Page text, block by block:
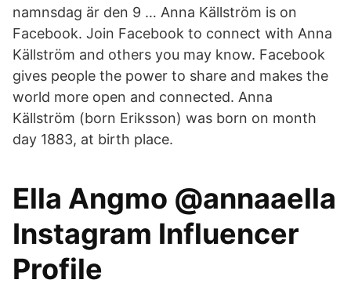
namnsdag är den 9 … Anna Källström is on
Facebook. Join Facebook to connect with Anna
Källström and others you may know. Facebook
gives people the power to share and makes the
world more open and connected. Anna
Källström (born Eriksson) was born on month
day 1883, at birth place.
Ella Angmo @annaaella
Instagram Influencer
Profile